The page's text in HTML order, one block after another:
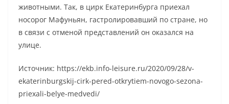
животными. Так, в цирк Екатеринбурга приехал
носорог Мафуньян, гастролировавший по стране, но
в связи с отменой представлений он оказался на
улице.
Источник: https://ekb.info-leisure.ru/2020/09/28/v-
ekaterinburgskij-cirk-pered-otkrytiem-novogo-sezona-
priexali-belye-medvedi/